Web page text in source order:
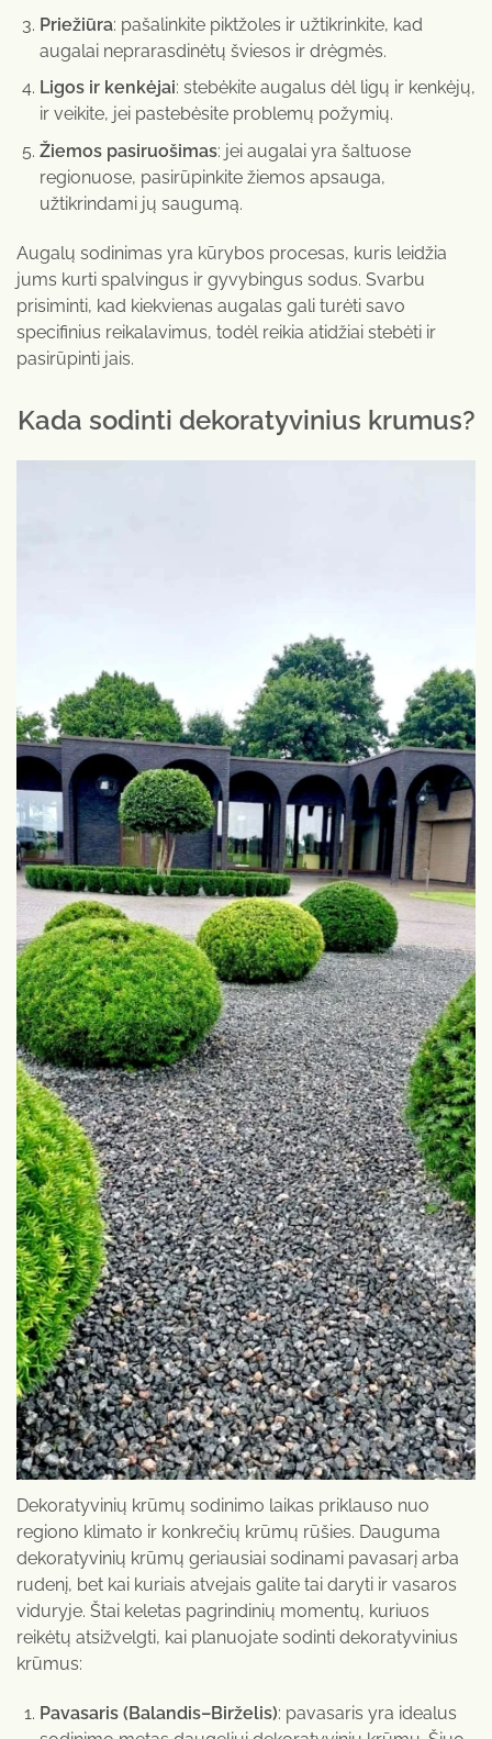
Priežiūra: pašalinkite piktžoles ir užtikrinkite, kad
augalai neprarasdinėtų šviesos ir drėgmės.
Ligos ir kenkėjai: stebėkite augalus dėl ligų ir kenkėjų,
ir veikite, jei pastebėsite problemų požymių.
Žiemos pasiruošimas: jei augalai yra šaltuose
regionuose, pasirūpinkite žiemos apsauga,
užtikrindami jų saugumą.
Augalų sodinimas yra kūrybos procesas, kuris leidžia
jums kurti spalvingus ir gyvybingus sodus. Svarbu
prisiminti, kad kiekvienas augalas gali turėti savo
specifinius reikalavimus, todėl reikia atidžiai stebėti ir
pasirūpinti jais.
Kada sodinti dekoratyvinius krumus?
Dekoratyvinių krūmų sodinimo laikas priklauso nuo
regiono klimato ir konkrečių krūmų rūšies. Dauguma
dekoratyvinių krūmų geriausiai sodinami pavasarį arba
rudenį, bet kai kuriais atvejais galite tai daryti ir vasaros
viduryje. Štai keletas pagrindinių momentų, kuriuos
reikėtų atsižvelgti, kai planuojate sodinti dekoratyvinius
krūmus:
Pavasaris (Balandis–Birželis): pavasaris yra idealus